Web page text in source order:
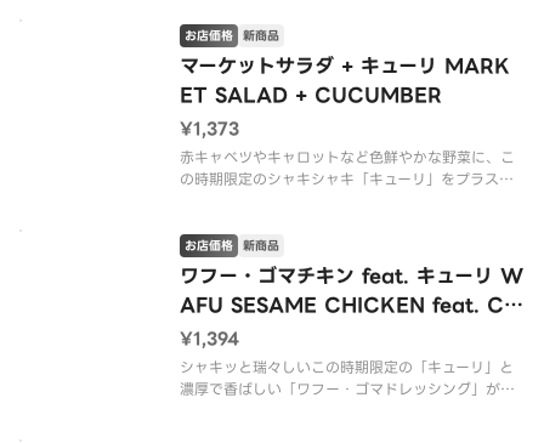
マーケットサラダ + キューリ MARK
ET SALAD + CUCUMBER
お店価格 新商品
¥1,373
赤キャベツやキャロットなど色鮮やかな野菜に、こ
の時期限定のシャキシャキ「キューリ」をプラス。
す。
※アレルゲン情報はCRISP SALAD WORKSの公式
ウェブサイト
ワフー・ゴマチキン feat. キューリ W
AFU SESAME CHICKEN feat. CU
CUMBER
お店価格 新商品
¥1,394
シャキッと瑞々しいこの時期限定の「キューリ」と
濃厚で香ばしい「ワフー・ゴマドレッシング」が相